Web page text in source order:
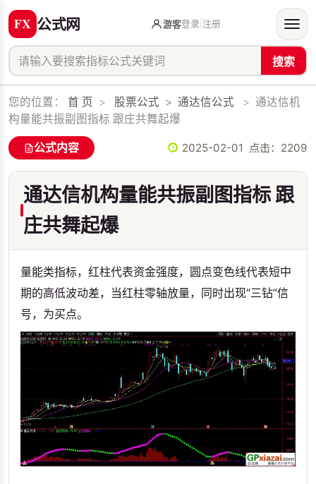
公式网
搜索
游客登录 注册
您的位置： 首 页 > 股票公式 > 通达信公式 > 通达信机
构量能共振副图指标 跟庄共舞起爆
公式内容 2025-02-01 点击： 2209
通达信机构量能共振副图指标 跟
庄共舞起爆
量能类指标，红柱代表资金强度，圆点变色线代表短中
期的高低波动差，当红柱零轴放量，同时出现“三钻”信
号，为买点。